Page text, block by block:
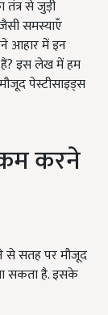
तंत्र से जुड़ी
समस्याएँ
आहार में इन
हैं? इस लेख में हम
पेस्टीसाइड्स
करने
से सतह पर मौजूद
सकता है. इसके